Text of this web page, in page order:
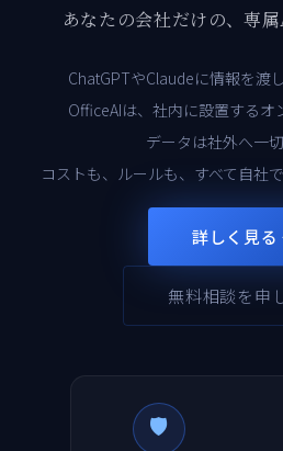
あなたの会社だけの、専
ChatGPTやClaudeに情報を渡
OfficeAIは、社内に設置するオ
データは社外へ一切
コストも、ルールも、すべて自社
詳しく見
無料相談を申
🛡️